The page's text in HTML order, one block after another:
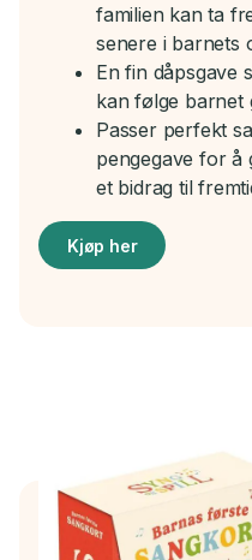
familien kan ta
senere i barnets
En fin dåpsgave
kan følge barnet
Passer perfekt
pengegave for å
et bidrag til
Kjøp her